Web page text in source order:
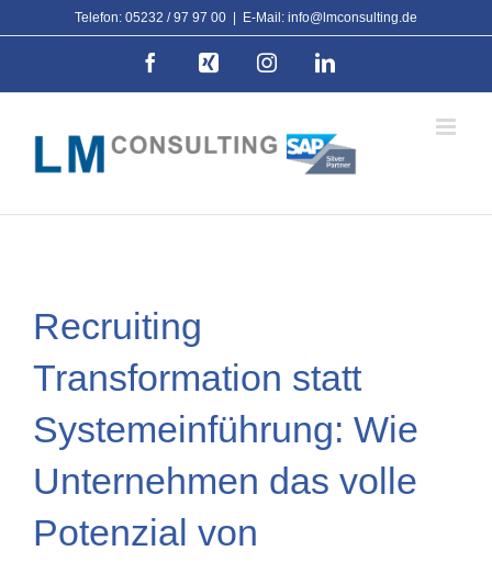
Telefon: 05232 / 97 97 00 E-Mail: info@lmconsulting.de
Facebook InstagramLinkedIn
Recruiting
Transformation statt
Systemeinführung: Wie
Unternehmen das volle
Potenzial von